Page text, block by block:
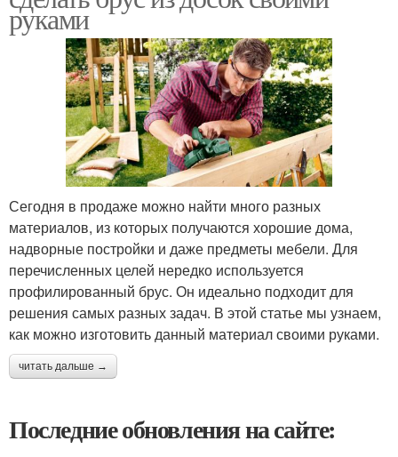
руками
Сегодня в продаже можно найти много разных
материалов, из которых получаются хорошие дома,
надворные постройки и даже предметы мебели. Для
перечисленных целей нередко используется
профилированный брус. Он идеально подходит для
решения самых разных задач. В этой статье мы узнаем,
как можно изготовить данный материал своими руками.
читать дальше →
Последние обновления на сайте: